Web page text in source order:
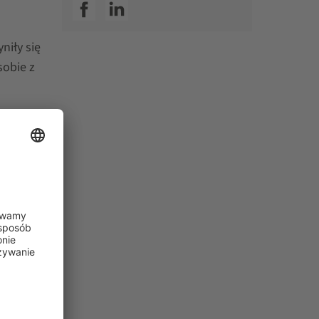
się
z
SSI facebookSSI linkedin